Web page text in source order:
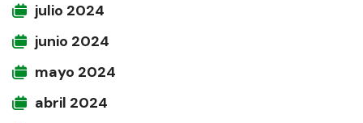
julio 2024
junio 2024
mayo 2024
abril 2024